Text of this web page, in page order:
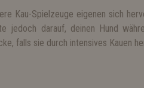
Kau-Spielzeuge eigenen sich
jedoch darauf, deinen Hund
falls sie durch intensives Kauen